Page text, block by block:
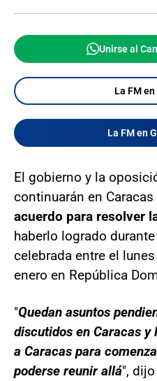
Unirse al
La FM
La FM en
El gobierno y la
continuarán en Caracas
acuerdo para resolver
haberlo logrado
celebrada entre el
enero en República
"Quedan asuntos
discutidos en Caracas
a Caracas para
poderse reunir allá",